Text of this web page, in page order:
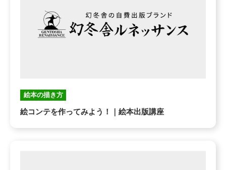
絵本の描き方
絵コンテを作ってみよう！｜絵本出版講座